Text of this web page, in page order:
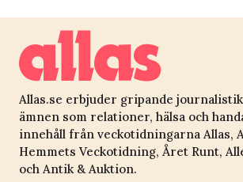
Allas.se erbjuder gripande
ämnen som relationer, hälsa och
innehåll från veckotidningarna Allas,
Hemmets Veckotidning, Året Runt,
och Antik & Auktion.